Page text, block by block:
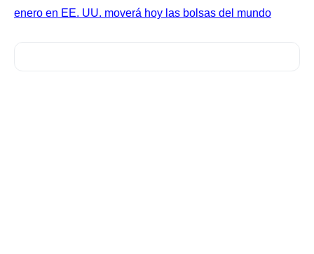
enero en EE. UU. moverá hoy las bolsas del mundo